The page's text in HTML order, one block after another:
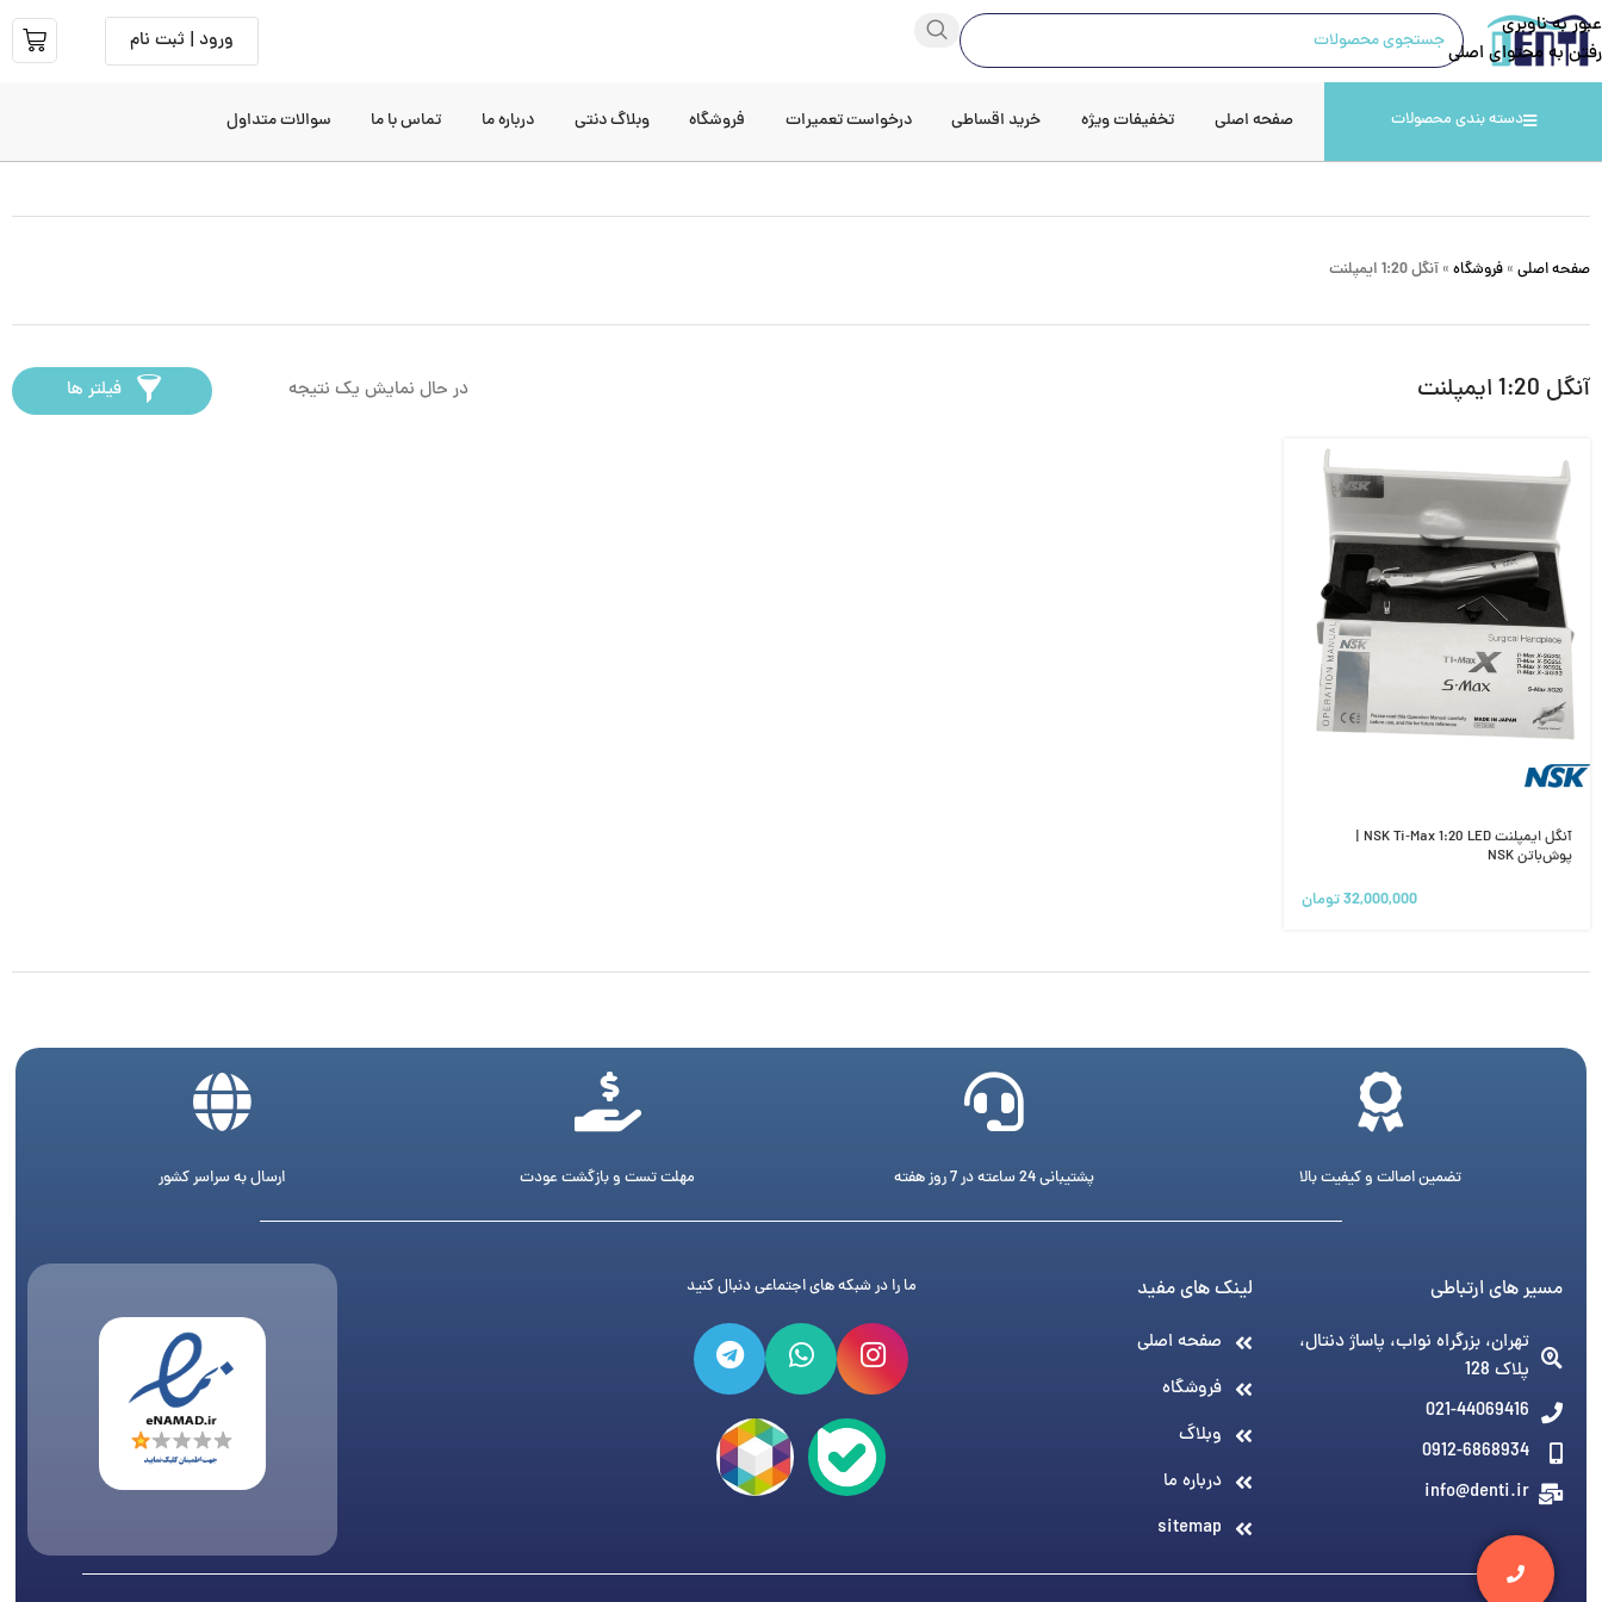
عبور به ناوبری
رفتن به محتوای اصلی
ورود | ثبت نام
دسته بندی محصولات صفحه اصلی تخفیفات ویژه خرید اقساطی درخواست تعمیرات فروشگاه وبلاگ دنتی درباره ما تماس با ما سوالات متداول
صفحه اصلی » فروشگاه » آنگل 1:20 ایمپلنت
آنگل 1:20 ایمپلنت در حال نمایش یک نتیجه فیلتر ها
آنگل ایمپلنت NSK Ti‑Max 1:20 LED |
پوش‌باتن NSK
32,000,000تومان
تضمین اصالت و کیفیت بالا پشتیبانی 24 ساعته در 7 روز هفته مهلت تست و بازگشت عودت ارسال به سراسر کشور
مسیر های ارتباطی
تهران، بزرگراه نواب، پاساژ دنتال،
پلاک 128
021-44069416
0912-6868934
info@denti.ir
لینک های مفید
صفحه اصلی
فروشگاه
وبلاگ
درباره ما
sitemap
ما را در شبکه های اجتماعی دنبال کنید